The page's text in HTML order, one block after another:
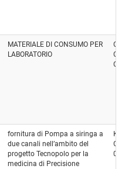
MATERIALE DI CONSUMO PER
LABORATORIO
fornitura di Pompa a siringa a
due canali nell’ambito del
progetto Tecnopolo per la
medicina di Precisione